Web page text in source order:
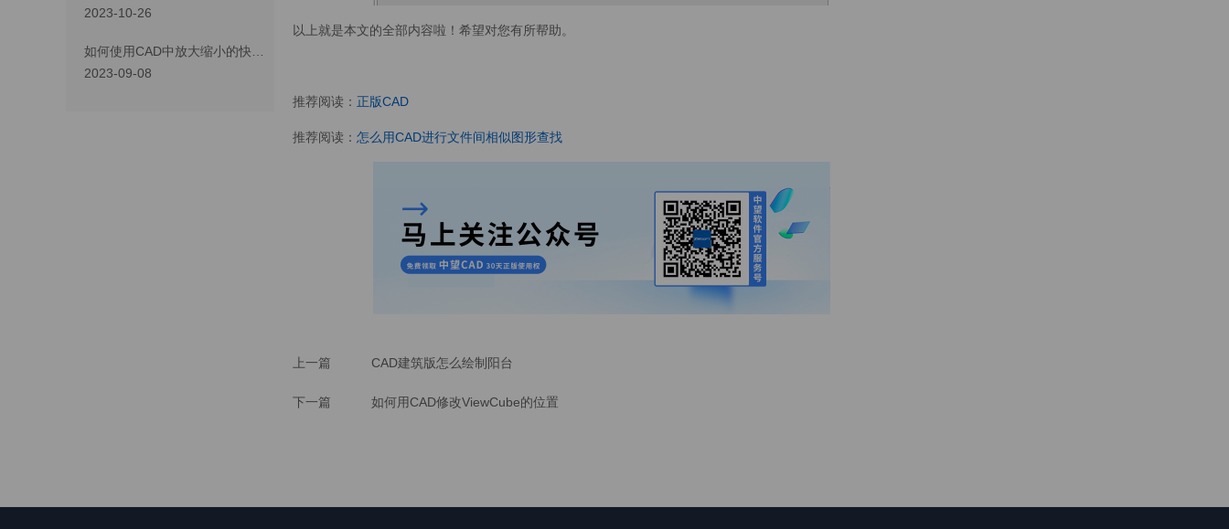
2023-10-26
如何使用CAD中放大缩小的快捷键
2023-09-08
以上就是本文的全部内容啦！希望对您有所帮助。
推荐阅读： 正版CAD
推荐阅读： 怎么用CAD进行文件间相似图形查找
上一篇 CAD建筑版怎么绘制阳台
下一篇 如何用CAD修改ViewCube的位置